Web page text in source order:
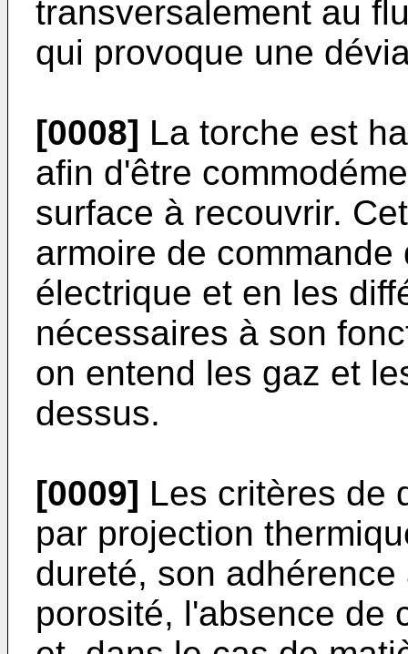
transversalement au
qui provoque une
[0008] La torche est
afin d'être
surface à recouvrir.
armoire de
électrique et en les
nécessaires à son
on entend les gaz et
dessus.
[0009] Les critères de
par projection
dureté, son
porosité, l'absence de